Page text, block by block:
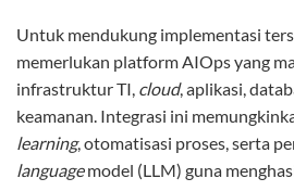
Untuk mendukung implementasi
memerlukan platform AIOps yang
infrastruktur TI, cloud, aplikasi,
keamanan. Integrasi ini
learning, otomatisasi proses, serta
languagemodel (LLM) guna